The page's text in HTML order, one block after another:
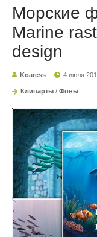
Морские
Marine
design
Koaress 4 июля
Клипарты / Фоны